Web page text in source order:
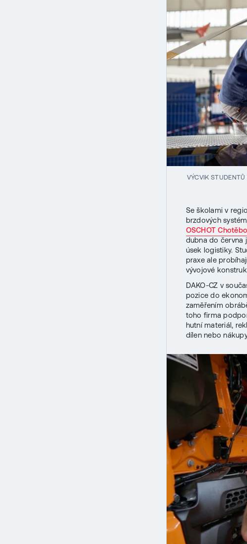
VÝCVIK STUDENTŮ
Se školami v
brzdových
OSCHOT
dubna do června
úsek logistiky.
praxe ale
vývojové
DAKO-CZ v
pozice do
zaměřením
toho firma
hutní materiál,
dílen nebo